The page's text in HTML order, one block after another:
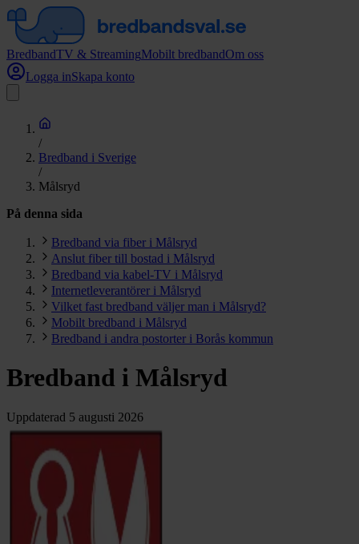
BredbandTV & StreamingMobilt bredbandOm oss
Logga inSkapa konto
/
Bredband i Sverige
/
Målsryd
På denna sida
Bredband via fiber i Målsryd
Anslut fiber till bostad i Målsryd
Bredband via kabel-TV i Målsryd
Internetleverantörer i Målsryd
Vilket fast bredband väljer man i Målsryd?
Mobilt bredband i Målsryd
Bredband i andra postorter i Borås kommun
Bredband i Målsryd
Uppdaterad 5 augusti 2026